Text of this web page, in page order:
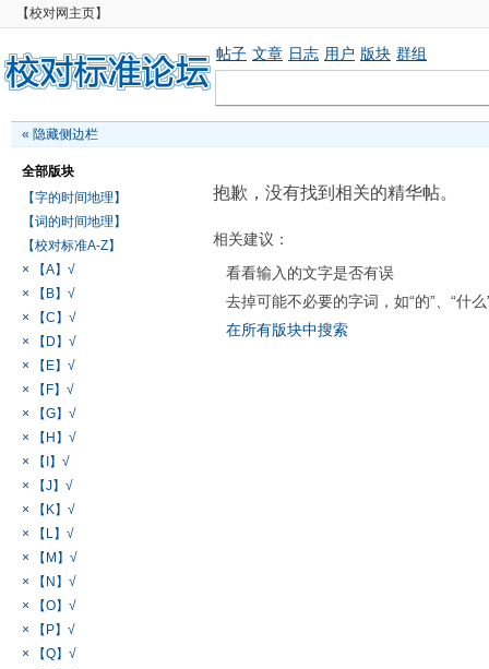
【校对网主页】
帖子 文章 日志 用户 版块 群组
« 隐藏侧边栏
全部版块
【字的时间地理】
【词的时间地理】
【校对标准A-Z】
× 【A】√
× 【B】√
× 【C】√
× 【D】√
× 【E】√
× 【F】√
× 【G】√
× 【H】√
× 【I】√
× 【J】√
× 【K】√
× 【L】√
× 【M】√
× 【N】√
× 【O】√
× 【P】√
× 【Q】√
抱歉，没有找到相关的精华帖。
相关建议：
看看输入的文字是否有误
去掉可能不必要的字词，如“的”、“什么
在所有版块中搜索